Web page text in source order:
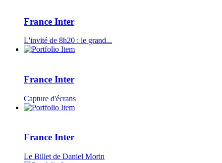
France Inter
L'invité de 8h20 : le grand...
France Inter
Capture d'écrans
France Inter
Le Billet de Daniel Morin